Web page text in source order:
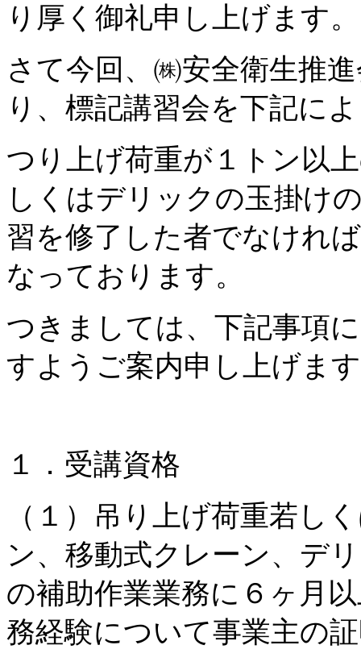
り厚く御礼申し上げます。
さて今回、㈱安全衛生推
り、標記講習会を下記に
つり上げ荷重が１トン以
しくはデリックの玉掛け
習を修了した者でなけれ
なっております。
つきましては、下記事項
すようご案内申し上げま
１．受講資格
（１）吊り上げ荷重若し
ン、移動式クレーン、デ
の補助作業業務に６ヶ月
務経験について事業主の